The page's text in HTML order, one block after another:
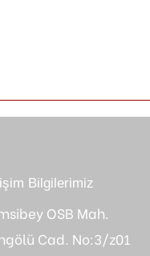
Bilgilerimiz
OSB Mah.
Cad. No:3/z01